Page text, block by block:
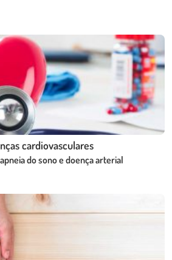
cardiovasculares
do sono e doença arterial